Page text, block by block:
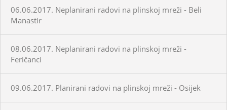
06.06.2017. Neplanirani radovi na plinskoj mreži - Beli
Manastir
08.06.2017. Neplanirani radovi na plinskoj mreži -
Feričanci
09.06.2017. Planirani radovi na plinskoj mreži - Osijek